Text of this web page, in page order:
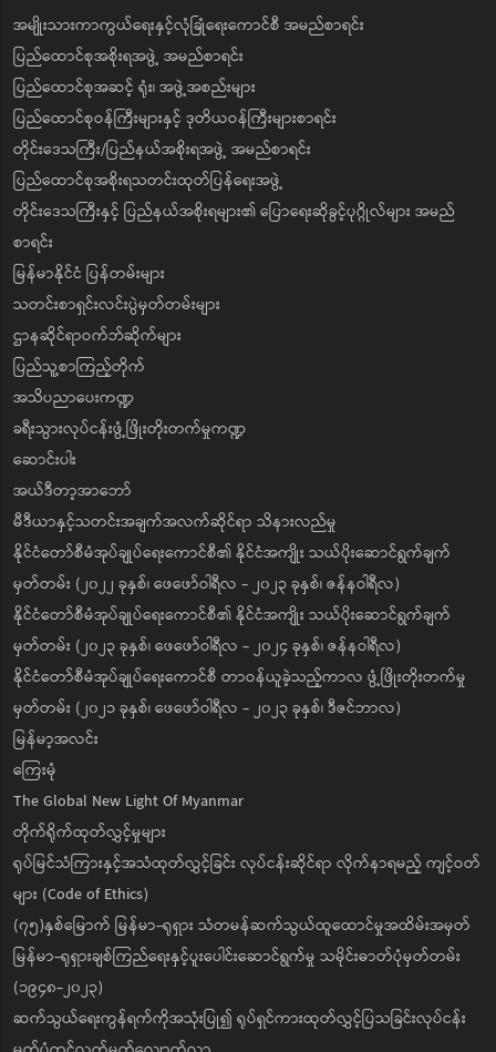
အမျိုးသားကာကွယ်ရေးနှင့်လုံခြုံရေးကောင်စီ အမည်စာရင်း
ပြည်ထောင်စုအစိုးရအဖွဲ့ အမည်စာရင်း
ပြည်ထောင်စုအဆင့် ရုံး၊ အဖွဲ့အစည်းများ
ပြည်ထောင်စုဝန်ကြီးများနှင့် ဒုတိယဝန်ကြီးများစာရင်း
တိုင်းဒေသကြီး/ပြည်နယ်အစိုးရအဖွဲ့ အမည်စာရင်း
ပြည်ထောင်စုအစိုးရသတင်းထုတ်ပြန်ရေးအဖွဲ့
တိုင်းဒေသကြီးနှင့် ပြည်နယ်အစိုးရများ၏ ပြောရေးဆိုခွင့်ပုဂ္ဂိုလ်များ အမည်
စာရင်း
မြန်မာနိုင်ငံ ပြန်တမ်းများ
သတင်းစာရှင်းလင်းပွဲမှတ်တမ်းများ
ဌာနဆိုင်ရာဝက်ဘ်ဆိုက်များ
ပြည်သူ့စာကြည့်တိုက်
အသိပညာပေးကဏ္ဍ
ခရီးသွားလုပ်ငန်းဖွံ့ဖြိုးတိုးတက်မှုကဏ္ဍ
ဆောင်းပါး
အယ်ဒီတာ့အာဘော်
မီဒီယာနှင့်သတင်းအချက်အလက်ဆိုင်ရာ သိနားလည်မှု
နိုင်ငံတော်စီမံအုပ်ချုပ်ရေးကောင်စီ၏ နိုင်ငံအကျိုး သယ်ပိုးဆောင်ရွက်ချက်
မှတ်တမ်း (၂၀၂၂ ခုနှစ်၊ ဖေဖော်ဝါရီလ - ၂၀၂၃ ခုနှစ်၊ ဇန်နဝါရီလ)
နိုင်ငံတော်စီမံအုပ်ချုပ်ရေးကောင်စီ၏ နိုင်ငံအကျိုး သယ်ပိုးဆောင်ရွက်ချက်
မှတ်တမ်း (၂၀၂၃ ခုနှစ်၊ ဖေဖော်ဝါရီလ - ၂၀၂၄ ခုနှစ်၊ ဇန်နဝါရီလ)
နိုင်ငံတော်စီမံအုပ်ချုပ်ရေးကောင်စီ တာဝန်ယူခဲ့သည့်ကာလ ဖွံ့ဖြိုးတိုးတက်မှု
မှတ်တမ်း (၂၀၂၁ ခုနှစ်၊ ဖေဖော်ဝါရီလ - ၂၀၂၃ ခုနှစ်၊ ဒီဇင်ဘာလ)
မြန်မာ့အလင်း
ကြေးမုံ
The Global New Light Of Myanmar
တိုက်ရိုက်ထုတ်လွှင့်မှုများ
ရုပ်မြင်သံကြားနှင့်အသံထုတ်လွှင့်ခြင်း လုပ်ငန်းဆိုင်ရာ လိုက်နာရမည့် ကျင့်ဝတ်
များ (Code of Ethics)
(၇၅)နှစ်မြောက် မြန်မာ-ရုရှား သံတမန်ဆက်သွယ်ထူထောင်မှုအထိမ်းအမှတ်
မြန်မာ-ရုရှားချစ်ကြည်ရေးနှင့်ပူးပေါင်းဆောင်ရွက်မှု သမိုင်းဓာတ်ပုံမှတ်တမ်း
(၁၉၄၈-၂၀၂၃)
ဆက်သွယ်ရေးကွန်ရက်ကိုအသုံးပြု၍ ရုပ်ရှင်ကားထုတ်လွှင့်ပြသခြင်းလုပ်ငန်း